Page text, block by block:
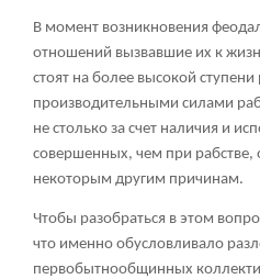
В момент возникновения
отношений вызвавшие их к
стоят на более высокой
производительными силами
не столько за счет наличия и
совершенных, чем при рабстве,
некоторым другим причинам.
Чтобы разобраться в этом
что именно обусловливало
первобытнообщинных